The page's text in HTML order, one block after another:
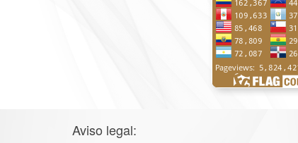
Aviso legal: